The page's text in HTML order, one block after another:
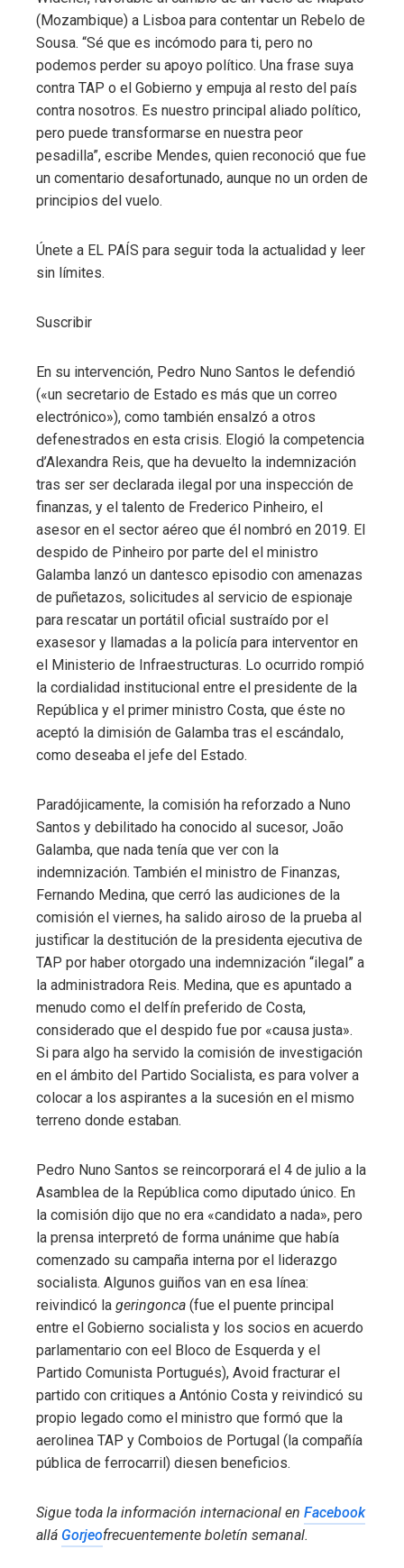
(Mozambique) a Lisboa para contentar un Rebelo de
Sousa. “Sé que es incómodo para ti, pero no
podemos perder su apoyo político. Una frase suya
contra TAP o el Gobierno y empuja al resto del país
contra nosotros. Es nuestro principal aliado político,
pero puede transformarse en nuestra peor
pesadilla”, escribe Mendes, quien reconoció que fue
un comentario desafortunado, aunque no un orden de
principios del vuelo.
Únete a EL PAÍS para seguir toda la actualidad y leer
sin límites.
Suscribir
En su intervención, Pedro Nuno Santos le defendió
(«un secretario de Estado es más que un correo
electrónico»), como también ensalzó a otros
defenestrados en esta crisis. Elogió la competencia
d’Alexandra Reis, que ha devuelto la indemnización
tras ser ser declarada ilegal por una inspección de
finanzas, y el talento de Frederico Pinheiro, el
asesor en el sector aéreo que él nombró en 2019. El
despido de Pinheiro por parte del el ministro
Galamba lanzó un dantesco episodio con amenazas
de puñetazos, solicitudes al servicio de espionaje
para rescatar un portátil oficial sustraído por el
exasesor y llamadas a la policía para interventor en
el Ministerio de Infraestructuras. Lo ocurrido rompió
la cordialidad institucional entre el presidente de la
República y el primer ministro Costa, que éste no
aceptó la dimisión de Galamba tras el escándalo,
como deseaba el jefe del Estado.
Paradójicamente, la comisión ha reforzado a Nuno
Santos y debilitado ha conocido al sucesor, João
Galamba, que nada tenía que ver con la
indemnización. También el ministro de Finanzas,
Fernando Medina, que cerró las audiciones de la
comisión el viernes, ha salido airoso de la prueba al
justificar la destitución de la presidenta ejecutiva de
TAP por haber otorgado una indemnización “ilegal” a
la administradora Reis. Medina, que es apuntado a
menudo como el delfín preferido de Costa,
considerado que el despido fue por «causa justa».
Si para algo ha servido la comisión de investigación
en el ámbito del Partido Socialista, es para volver a
colocar a los aspirantes a la sucesión en el mismo
terreno donde estaban.
Pedro Nuno Santos se reincorporará el 4 de julio a la
Asamblea de la República como diputado único. En
la comisión dijo que no era «candidato a nada», pero
la prensa interpretó de forma unánime que había
comenzado su campaña interna por el liderazgo
socialista. Algunos guiños van en esa línea:
reivindicó la geringonca (fue el puente principal
entre el Gobierno socialista y los socios en acuerdo
parlamentario con eel Bloco de Esquerda y el
Partido Comunista Portugués), Avoid fracturar el
partido con critiques a António Costa y reivindicó su
propio legado como el ministro que formó que la
aerolinea TAP y Comboios de Portugal (la compañía
pública de ferrocarril) diesen beneficios.
Sigue toda la información internacional en Facebook
allá Gorjeofrecuentemente boletín semanal.